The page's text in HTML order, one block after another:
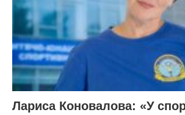
Лариса Коновалова: «У